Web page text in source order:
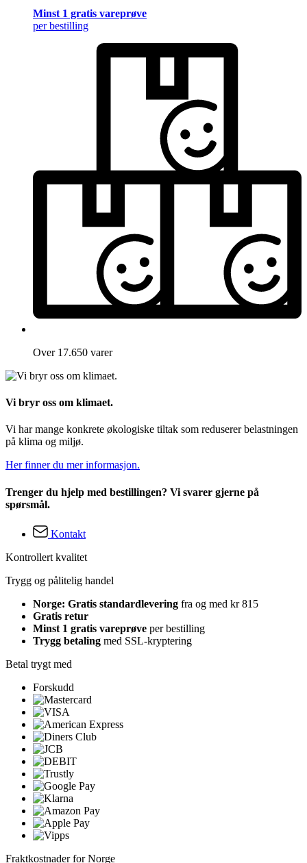
Minst 1 gratis vareprøve
per bestilling
Over 17.650 varer
Vi bryr oss om klimaet.
Vi har mange konkrete økologiske tiltak som reduserer belastningen
på klima og miljø.
Her finner du mer informasjon.
Trenger du hjelp med bestillingen? Vi svarer gjerne på
spørsmål.
Kontakt
Kontrollert kvalitet
Trygg og pålitelig handel
Norge: Gratis standardlevering fra og med kr 815
Gratis retur
Minst 1 gratis vareprøve per bestilling
Trygg betaling med SSL-kryptering
Betal trygt med
Forskudd
Fraktkostnader for Norge